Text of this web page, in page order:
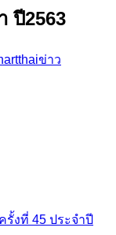
ปี2563
ข่าว
รั้งที่ 45 ประจำปี